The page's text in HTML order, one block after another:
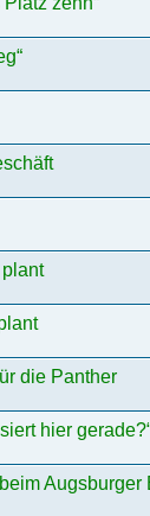
die Panther
hier
Augsburger